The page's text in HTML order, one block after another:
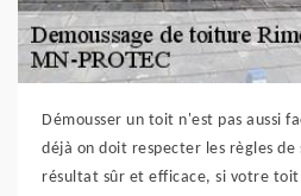
Démousser un toit n'est pas aussi
déjà on doit respecter les règles
résultat sûr et efficace, si votre toit